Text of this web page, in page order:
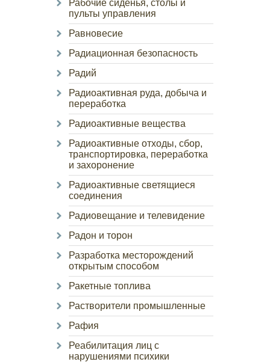
Рабочие сиденья, столы и
пульты управления
Равновесие
Радиационная безопасность
Радий
Радиоактивная руда, добыча и
переработка
Радиоактивные вещества
Радиоактивные отходы, сбор,
транспортировка, переработка
и захоронение
Радиоактивные светящиеся
соединения
Радиовещание и телевидение
Радон и торон
Разработка месторождений
открытым способом
Ракетные топлива
Растворители промышленные
Рафия
Реабилитация лиц с
нарушениями психики